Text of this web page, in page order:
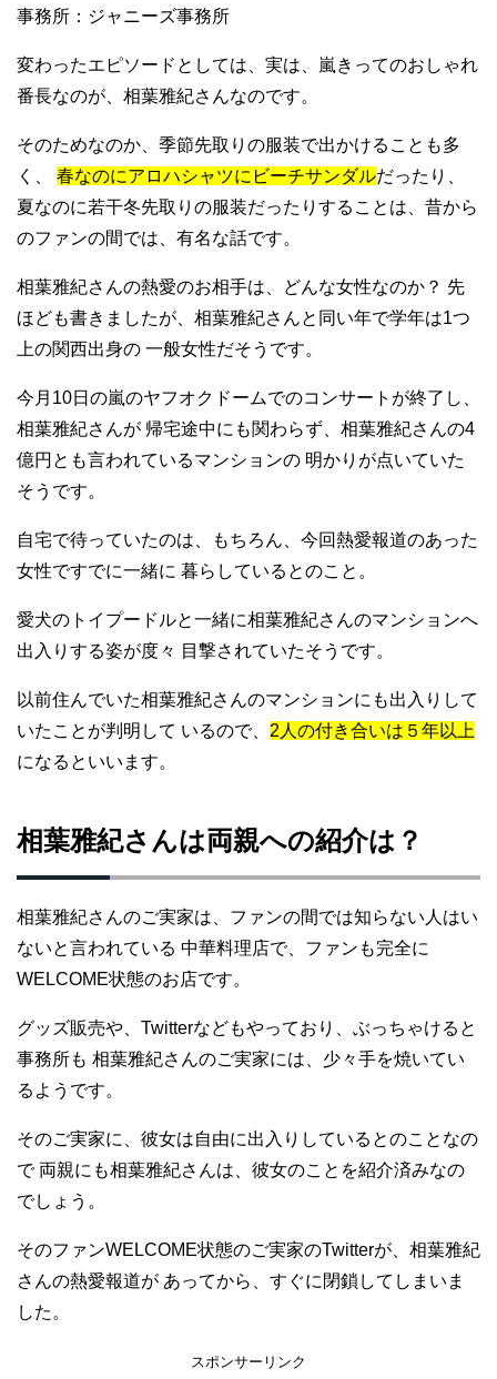
事務所：ジャニーズ事務所
変わったエピソードとしては、実は、嵐きってのおしゃれ
番長なのが、相葉雅紀さんなのです。
そのためなのか、季節先取りの服装で出かけることも多
く、 春なのにアロハシャツにビーチサンダルだったり、
夏なのに若干冬先取りの服装だったりすることは、昔から
のファンの間では、有名な話です。
相葉雅紀さんの熱愛のお相手は、どんな女性なのか？ 先
ほども書きましたが、相葉雅紀さんと同い年で学年は1つ
上の関西出身の 一般女性だそうです。
今月10日の嵐のヤフオクドームでのコンサートが終了し、
相葉雅紀さんが 帰宅途中にも関わらず、相葉雅紀さんの4
億円とも言われているマンションの 明かりが点いていた
そうです。
自宅で待っていたのは、もちろん、今回熱愛報道のあった
女性ですでに一緒に 暮らしているとのこと。
愛犬のトイプードルと一緒に相葉雅紀さんのマンションへ
出入りする姿が度々 目撃されていたそうです。
以前住んでいた相葉雅紀さんのマンションにも出入りして
いたことが判明して いるので、 2人の付き合いは５年以上
になるといいます。
相葉雅紀さんは両親への紹介は？
相葉雅紀さんのご実家は、ファンの間では知らない人はい
ないと言われている 中華料理店で、ファンも完全に
WELCOME状態のお店です。
グッズ販売や、Twitterなどもやっており、ぶっちゃけると
事務所も 相葉雅紀さんのご実家には、少々手を焼いてい
るようです。
そのご実家に、彼女は自由に出入りしているとのことなの
で 両親にも相葉雅紀さんは、彼女のことを紹介済みなの
でしょう。
そのファンWELCOME状態のご実家のTwitterが、相葉雅紀
さんの熱愛報道が あってから、すぐに閉鎖してしまいま
した。
スポンサーリンク